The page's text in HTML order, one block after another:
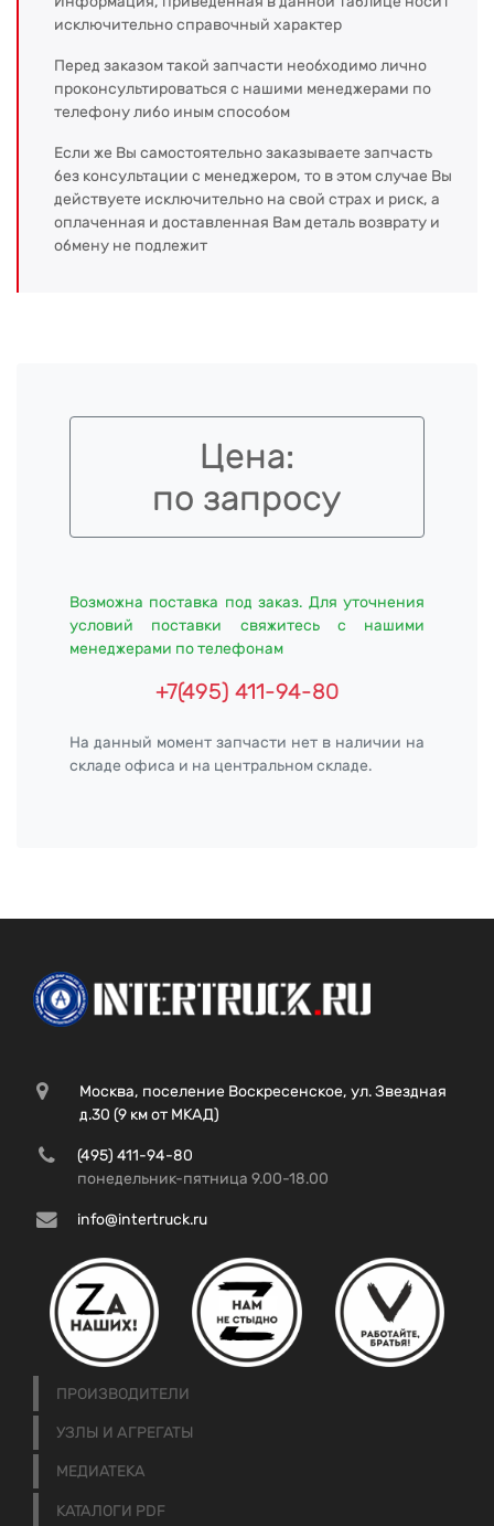
исключительно справочный характер
Перед заказом такой запчасти необходимо лично
проконсультироваться с нашими менеджерами по
телефону либо иным способом
Если же Вы самостоятельно заказываете запчасть
без консультации с менеджером, то в этом случае Вы
действуете исключительно на свой страх и риск, а
оплаченная и доставленная Вам деталь возврату и
обмену не подлежит
Цена:
по запросу
Возможна поставка под заказ. Для уточнения
условий поставки свяжитесь с нашими
менеджерами по телефонам
+7(495) 411-94-80
На данный момент запчасти нет в наличии на
складе офиса и на центральном складе.
Москва, поселение Воскресенское, ул. Звездная
д.30 (9 км от МКАД)
(495) 411-94-80
понедельник-пятница 9.00-18.00
info@intertruck.ru
ПРОИЗВОДИТЕЛИ
УЗЛЫ И АГРЕГАТЫ
МЕДИАТЕКА
КАТАЛОГИ PDF